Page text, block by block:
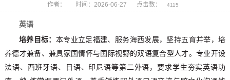
作者： 时间：2026-06-27 点击数： 4115
英语
培养目标： 本专业立足福建、服务海西发展，坚持五育并举，培
养德才兼备、兼具家国情怀与国际视野的双语复合型人才。专业开设
法语、西班牙语、日语、印尼语等第二外语，要求学生夯实英语功